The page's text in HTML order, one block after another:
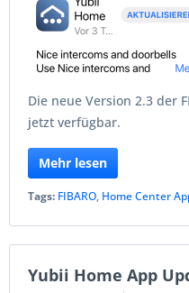
Die neue Version 2.3 der
jetzt verfügbar.
Mehr lesen
Tags: FIBARO, Home Center
Yubii Home App